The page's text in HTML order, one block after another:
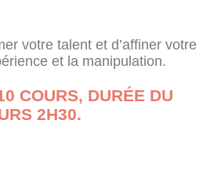
votre talent et d’affiner votre
et la manipulation.
COURS, DURÉE DU
2H30.